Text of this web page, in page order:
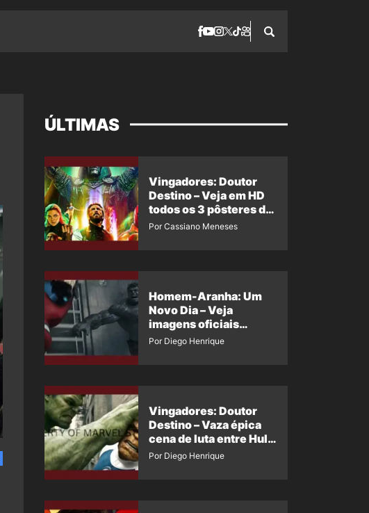
ÚLTIMAS
Vingadores: Doutor
Destino – Veja em HD
todos os 3 pôsteres de
‘Doomsday’ + 1 imagem
Por Cassiano Meneses
Homem-Aranha: Um
Novo Dia – Veja
imagens oficiais
descartadas do Hulk
Por Diego Henrique
Vingadores: Doutor
Destino – Vaza épica
cena de luta entre Hulk
e o Coisa
Por Diego Henrique